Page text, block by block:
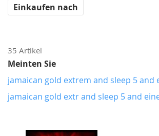
Einkaufen nach
35 Artikel
Meinten Sie
jamaican gold extrem and sleep 5 and
jamaican gold extr and sleep 5 and